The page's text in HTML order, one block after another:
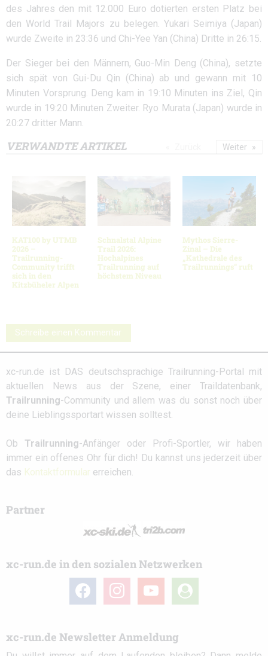
des Jahres den mit 12.000 Euro dotierten ersten Platz bei
den World Trail Majors zu belegen. Yukari Seimiya (Japan)
wurde Zweite in 23:36 und Chi-Yee Yan (China) Dritte in 26:15.
Der Sieger bei den Männern, Guo-Min Deng (China), setzte
sich spät von Gui-Du Qin (China) ab und gewann mit 10
Minuten Vorsprung. Deng kam in 19:10 Minuten ins Ziel, Qin
wurde in 19:20 Minuten Zweiter. Ryo Murata (Japan) wurde in
20:27 dritter Mann.
VERWANDTE ARTIKEL
KAT100 by UTMB
2026 –
Trailrunning-
Community trifft
sich in den
Kitzbüheler Alpen
Schnalstal Alpine
Trail 2026:
Hochalpines
Trailrunning auf
höchstem Niveau
Mythos Sierre-
Zinal – Die
„Kathedrale des
Trailrunnings“ ruft
Weiter
Schreibe einen Kommentar
xc-run.de ist DAS deutschsprachige Trailrunning-Portal mit
aktuellen News aus der Szene, einer Traildatenbank,
Trailrunning-Community und allem was du sonst noch über
deine Lieblingssportart wissen solltest.
Ob Trailrunning-Anfänger oder Profi-Sportler, wir haben
immer ein offenes Ohr für dich! Du kannst uns jederzeit über
das Kontaktformular erreichen.
Partner
xc-run.de in den sozialen Netzwerken
facebook instagramyoutube
user-
circle
xc-run.de Newsletter Anmeldung